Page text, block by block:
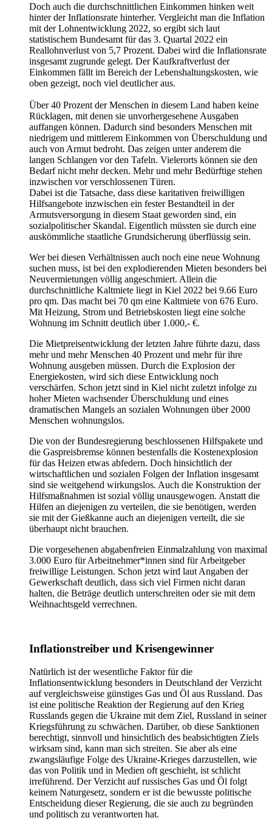
Doch auch die durchschnittlichen Einkommen hinken weit
hinter der Inflationsrate hinterher. Vergleicht man die Inflation
mit der Lohnentwicklung 2022, so ergibt sich laut
statistischem Bundesamt für das 3. Quartal 2022 ein
Reallohnverlust von 5,7 Prozent. Dabei wird die Inflationsrate
insgesamt zugrunde gelegt. Der Kaufkraftverlust der
Einkommen fällt im Bereich der Lebenshaltungskosten, wie
oben gezeigt, noch viel deutlicher aus.
Über 40 Prozent der Menschen in diesem Land haben keine
Rücklagen, mit denen sie unvorhergesehene Ausgaben
auffangen können. Dadurch sind besonders Menschen mit
niedrigem und mittlerem Einkommen von Überschuldung und
auch von Armut bedroht. Das zeigen unter anderem die
langen Schlangen vor den Tafeln. Vielerorts können sie den
Bedarf nicht mehr decken. Mehr und mehr Bedürftige stehen
inzwischen vor verschlossenen Türen.
Dabei ist die Tatsache, dass diese karitativen freiwilligen
Hilfsangebote inzwischen ein fester Bestandteil in der
Armutsversorgung in diesem Staat geworden sind, ein
sozialpolitischer Skandal. Eigentlich müssten sie durch eine
auskömmliche staatliche Grundsicherung überflüssig sein.
Wer bei diesen Verhältnissen auch noch eine neue Wohnung
suchen muss, ist bei den explodierenden Mieten besonders bei
Neuvermietungen völlig angeschmiert. Allein die
durchschnittliche Kaltmiete liegt in Kiel 2022 bei 9.66 Euro
pro qm. Das macht bei 70 qm eine Kaltmiete von 676 Euro.
Mit Heizung, Strom und Betriebskosten liegt eine solche
Wohnung im Schnitt deutlich über 1.000,- €.
Die Mietpreisentwicklung der letzten Jahre führte dazu, dass
mehr und mehr Menschen 40 Prozent und mehr für ihre
Wohnung ausgeben müssen. Durch die Explosion der
Energiekosten, wird sich diese Entwicklung noch
verschärfen. Schon jetzt sind in Kiel nicht zuletzt infolge zu
hoher Mieten wachsender Überschuldung und eines
dramatischen Mangels an sozialen Wohnungen über 2000
Menschen wohnungslos.
Die von der Bundesregierung beschlossenen Hilfspakete und
die Gaspreisbremse können bestenfalls die Kostenexplosion
für das Heizen etwas abfedern. Doch hinsichtlich der
wirtschaftlichen und sozialen Folgen der Inflation insgesamt
sind sie weitgehend wirkungslos. Auch die Konstruktion der
Hilfsmaßnahmen ist sozial völlig unausgewogen. Anstatt die
Hilfen an diejenigen zu verteilen, die sie benötigen, werden
sie mit der Gießkanne auch an diejenigen verteilt, die sie
überhaupt nicht brauchen.
Die vorgesehenen abgabenfreien Einmalzahlung von maximal
3.000 Euro für Arbeitnehmer*innen sind für Arbeitgeber
freiwillige Leistungen. Schon jetzt wird laut Angaben der
Gewerkschaft deutlich, dass sich viel Firmen nicht daran
halten, die Beträge deutlich unterschreiten oder sie mit dem
Weihnachtsgeld verrechnen.
Inflationstreiber und Krisengewinner
Natürlich ist der wesentliche Faktor für die
Inflationsentwicklung besonders in Deutschland der Verzicht
auf vergleichsweise günstiges Gas und Öl aus Russland. Das
ist eine politische Reaktion der Regierung auf den Krieg
Russlands gegen die Ukraine mit dem Ziel, Russland in seiner
Kriegsführung zu schwächen. Darüber, ob diese Sanktionen
berechtigt, sinnvoll und hinsichtlich des beabsichtigten Ziels
wirksam sind, kann man sich streiten. Sie aber als eine
zwangsläufige Folge des Ukraine-Krieges darzustellen, wie
das von Politik und in Medien oft geschieht, ist schlicht
irreführend. Der Verzicht auf russisches Gas und Öl folgt
keinem Naturgesetz, sondern er ist die bewusste politische
Entscheidung dieser Regierung, die sie auch zu begründen
und politisch zu verantworten hat.